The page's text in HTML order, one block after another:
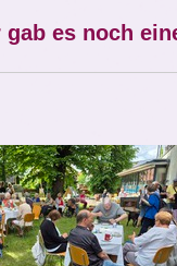
gab es noch